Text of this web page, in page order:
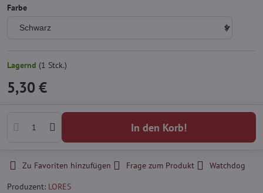
Farbe
Lagernd (1 Stck.)
5,30 €
In den Korb!
Zu Favoriten hinzufügen Frage zum Produkt
Watchdog
Produzent: LORES